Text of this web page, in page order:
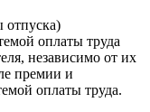
отпуска)
оплаты труда
независимо от их
премии и
оплаты труда.